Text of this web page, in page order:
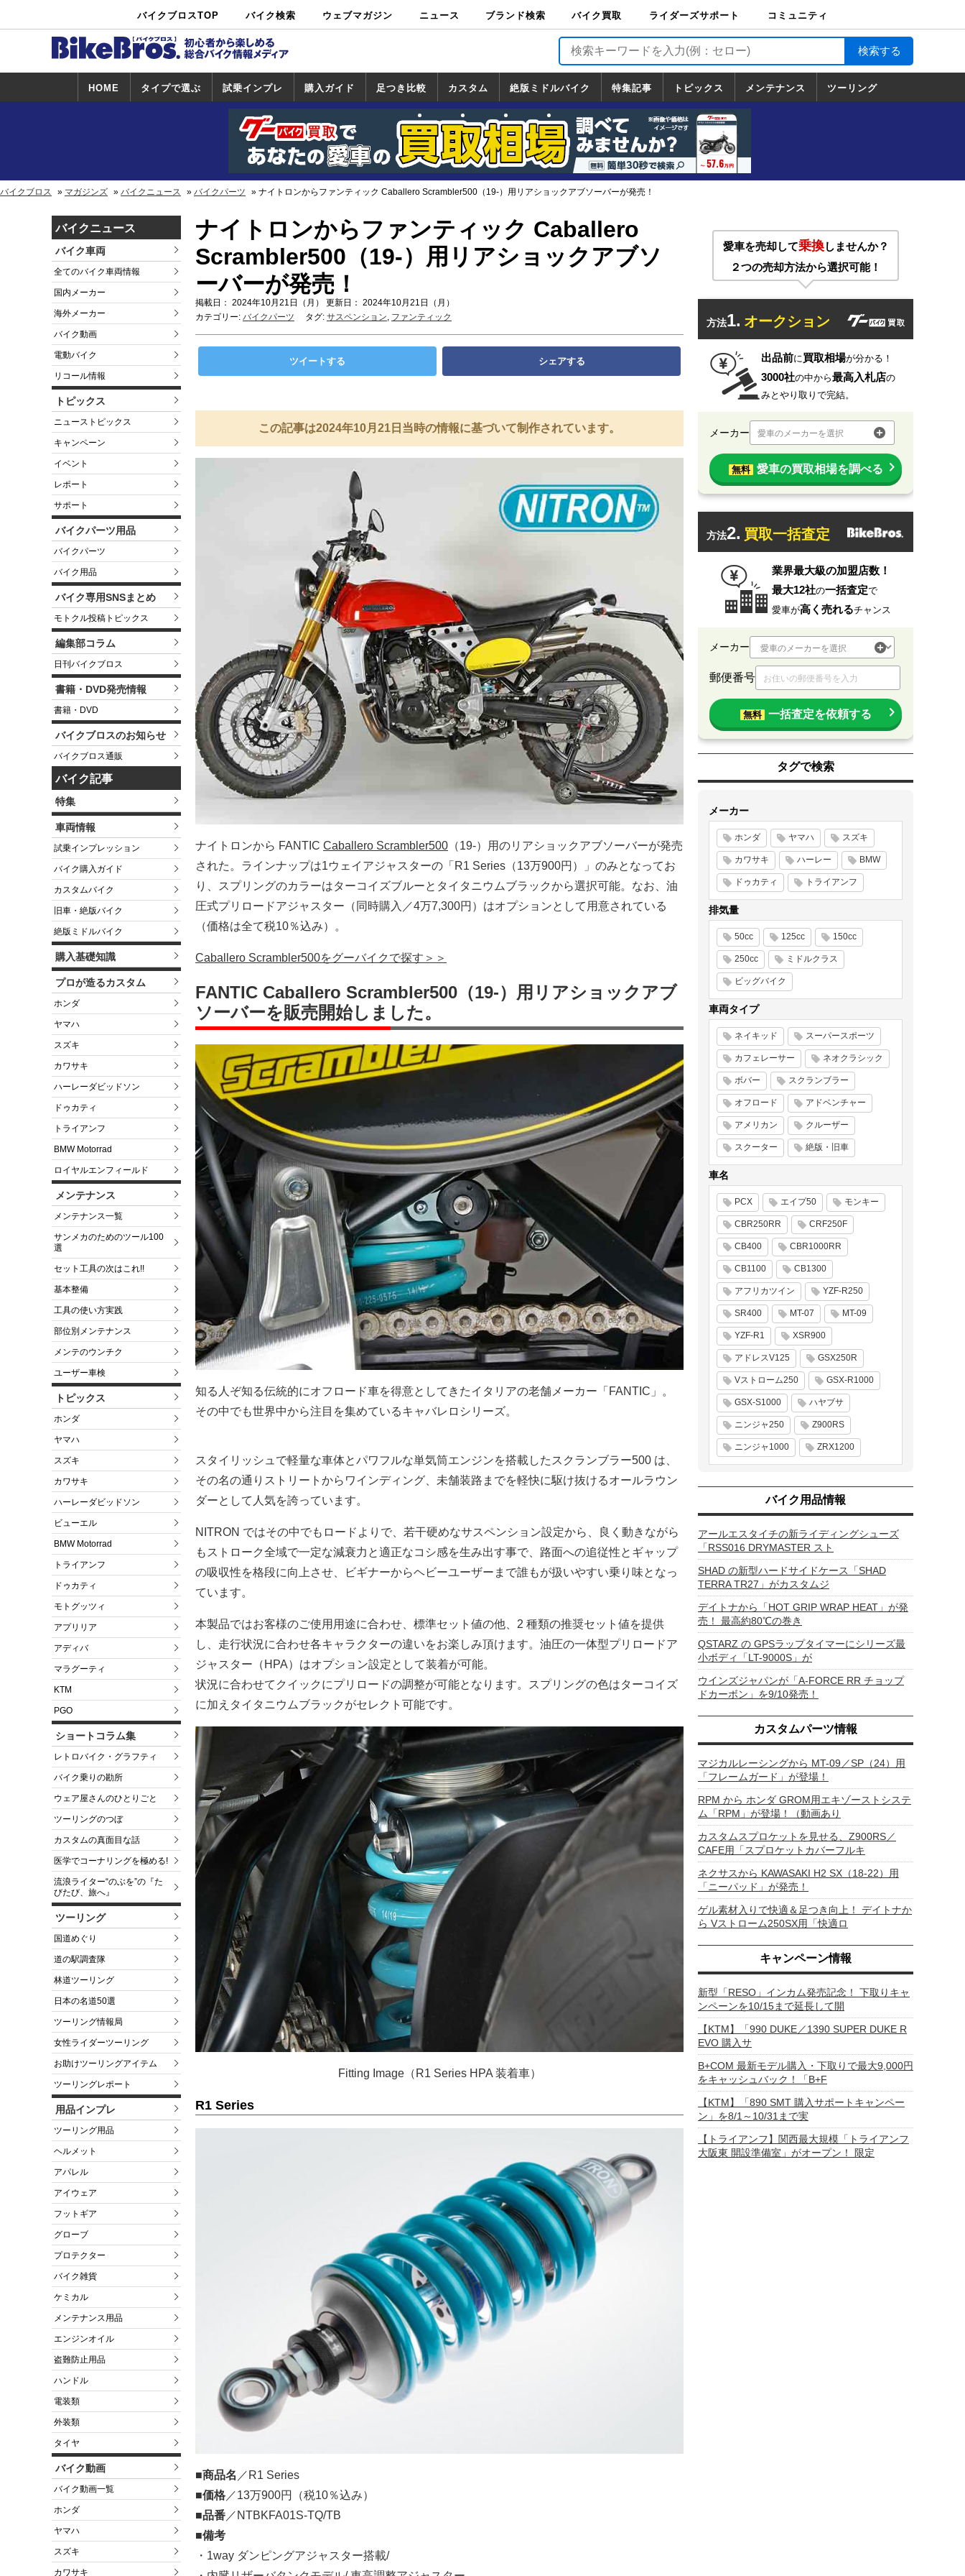
バイクブロスTOP バイク検索
中古バイ
ク・新車検
カタログ検
索
ショップ検
索
ウェブマガジン ニュース ブランド検索 バイク買取
バイク買取
ライダーズサポート
ライダーズサポート
TOP
バイク輸送
バイクガレージライ
フ
バイク車両保険
ロードサービス
バイク試乗
コミュニティ
HOME タイプで選ぶ 試乗インプレ
試乗インプレ
一覧
ホンダ
ヤマハ
スズキ
カワサキ
ハーレー
BMW
トライアンフ
ドゥカティ
購入ガイド
一覧
足つき比較 カスタム
カスタム
一覧
ホンダ
ヤマハ
スズキ
カワサキ
絶版ミドルバイク
絶版ミドルバイク
一覧
ホンダ
ヤマハ
スズキ
カワサキ
特集記事 トピックス
トピックス
一覧
ホンダ
ヤマハ
スズキ
カワサキ
ハーレーダ
ビッドソン
BMW
ドゥカティ
トライアン
フ
メンテナンス ツーリング
道の駅調査隊
ツーリング情報局
日本の道50選
国道めぐり
林道ツーリング
バイクブロス マガジンズ バイクニュース バイクパーツ ナイトロンからファンティック Caballero Scrambler500（19-）用リアショックアブソーバーが発売！
バイクニュース
バイク車両
全てのバイク車両情報
国内メーカー
海外メーカー
バイク動画
電動バイク
リコール情報
トピックス
ニューストピックス
キャンペーン
イベント
レポート
サポート
バイクパーツ用品
バイクパーツ
バイク用品
バイク専用SNSまとめ
モトクル投稿トピックス
編集部コラム
日刊バイクブロス
書籍・DVD発売情報
書籍・DVD
バイクブロスのお知らせ
バイクブロス通販
バイク記事
特集
車両情報
試乗インプレッション
バイク購入ガイド
カスタムバイク
旧車・絶版バイク
絶版ミドルバイク
購入基礎知識
プロが造るカスタム
ホンダ
ヤマハ
スズキ
カワサキ
ハーレーダビッドソン
ドゥカティ
トライアンフ
BMW Motorrad
ロイヤルエンフィールド
メンテナンス
メンテナンス一覧
サンメカのためのツール100
選
セット工具の次はこれ!!
基本整備
工具の使い方実践
部位別メンテナンス
メンテのウンチク
ユーザー車検
トピックス
ホンダ
ヤマハ
スズキ
カワサキ
ハーレーダビッドソン
ビューエル
BMW Motorrad
トライアンフ
ドゥカティ
モトグッツィ
アプリリア
アディバ
マラグーティ
KTM
PGO
ショートコラム集
レトロバイク・グラフティ
バイク乗りの勘所
ウェア屋さんのひとりごと
ツーリングのつぼ
カスタムの真面目な話
医学でコーナリングを極める!
流浪ライター“のぶを”の『た
びたび、旅へ』
ツーリング
国道めぐり
道の駅調査隊
林道ツーリング
日本の名道50選
ツーリング情報局
女性ライダーツーリング
お助けツーリングアイテム
ツーリングレポート
用品インプレ
ツーリング用品
ヘルメット
アパレル
アイウェア
フットギア
グローブ
プロテクター
バイク雑貨
ケミカル
メンテナンス用品
エンジンオイル
盗難防止用品
ハンドル
電装類
外装類
タイヤ
バイク動画
バイク動画一覧
ホンダ
ヤマハ
スズキ
カワサキ
ナイトロンからファンティック Caballero
Scrambler500（19-）用リアショックアブソ
ーバーが発売！
掲載日： 2024年10月21日（月） 更新日： 2024年10月21日（月）
カテゴリー: バイクパーツ タグ: サスペンション, ファンティック
ツイートする シェアする
この記事は2024年10月21日当時の情報に基づいて制作されています。
ナイトロンから FANTIC Caballero Scrambler500 （19-）用のリアショックアブソーバーが発売
された。ラインナップは1ウェイアジャスターの「R1 Series（13万900円）」のみとなってお
り、スプリングのカラーはターコイズブルーとタイタニウムブラックから選択可能。なお、油
圧式プリロードアジャスター（同時購入／4万7,300円）はオプションとして用意されている
（価格は全て税10％込み）。
Caballero Scrambler500をグーバイクで探す＞＞
FANTIC Caballero Scrambler500（19-）用リアショックアブ
ソーバーを販売開始しました。
知る人ぞ知る伝統的にオフロード車を得意としてきたイタリアの老舗メーカー「FANTIC」。
その中でも世界中から注目を集めているキャバレロシリーズ。
スタイリッシュで軽量な車体とパワフルな単気筒エンジンを搭載したスクランブラー500 は、
その名の通りストリートからワインディング、未舗装路までを軽快に駆け抜けるオールラウン
ダーとして人気を誇っています。
NITRON ではその中でもロードよりで、若干硬めなサスペンション設定から、良く動きながら
もストローク全域で一定な減衰力と適正なコシ感を生み出す事で、路面への追従性とギャップ
の吸収性を格段に向上させ、ビギナーからヘビーユーザーまで誰もが扱いやすい乗り味となっ
ています。
本製品ではお客様のご使用用途に合わせ、標準セット値の他、2 種類の推奨セット値を提供
し、走行状況に合わせ各キャラクターの違いをお楽しみ頂けます。油圧の一体型プリロードア
ジャスター（HPA）はオプション設定として装着が可能。
状況に合わせてクイックにプリロードの調整が可能となります。スプリングの色はターコイズ
に加えタイタニウムブラックがセレクト可能です。
Fitting Image（R1 Series HPA 装着車）
R1 Series
■商品名 ／R1 Series
■価格／13万900円（税10％込み）
■品番／NTBKFA01S-TQ/TB
■備考
・1way ダンピングアジャスター搭載/
愛車を売却して乗換しませんか？
２つの売却方法から選択可能！
方法1. オークション
出品前に買取相場が分かる！
3000社の中から最高入札店の
みとやり取りで完結。
メーカー 愛車のメーカーを選択
無料 愛車の買取相場を調べる
方法2. 買取一括査定
業界最大級の加盟店数！
最大12社の一括査定で
愛車が高く売れるチャンス
メーカー
郵便番号
無料 一括査定を依頼する
タグで検索
メーカー
ホンダ ヤマハ スズキ
カワサキ ハーレー BMW
ドゥカティ トライアンフ
排気量
50cc 125cc 150cc
250cc ミドルクラス
ビッグバイク
車両タイプ
ネイキッド スーパースポーツ
カフェレーサー ネオクラシック
ボバー スクランブラー
オフロード アドベンチャー
アメリカン クルーザー
スクーター 絶版・旧車
車名
PCX エイプ50 モンキー
CBR250RR CRF250F
CB400 CBR1000RR
CB1100 CB1300
アフリカツイン YZF-R250
SR400 MT-07 MT-09
YZF-R1 XSR900
アドレスV125 GSX250R
Vストローム250 GSX-R1000
GSX-S1000 ハヤブサ
ニンジャ250 Z900RS
ニンジャ1000 ZRX1200
バイク用品情報
アールエスタイチの新ライディングシューズ
「RSS016 DRYMASTER スト
SHAD の新型ハードサイドケース「SHAD
TERRA TR27」がカスタムジ
デイトナから「HOT GRIP WRAP HEAT」が発
売！ 最高約80℃の巻き
QSTARZ の GPSラップタイマーにシリーズ最
小ボディ「LT-9000S」が
ウインズジャパンが「A-FORCE RR チョップ
ドカーボン」を9/10発売！
カスタムパーツ情報
マジカルレーシングから MT-09／SP（24）用
「フレームガード」が登場！
RPM から ホンダ GROM用エキゾーストシステ
ム「RPM」が登場！（動画あり
カスタムスプロケットを見せる、Z900RS／
CAFE用「スプロケットカバーフルキ
ネクサスから KAWASAKI H2 SX（18-22）用
「ニーパッド」が発売！
ゲル素材入りで快適＆足つき向上！ デイトナか
ら Vストローム250SX用「快適ロ
キャンペーン情報
新型「RESO」インカム発売記念！ 下取りキャ
ンペーンを10/15まで延長して開
【KTM】「990 DUKE／1390 SUPER DUKE R
EVO 購入サ
B+COM 最新モデル購入・下取りで最大9,000円
をキャッシュバック！「B+F
【KTM】「890 SMT 購入サポートキャンペー
ン」を8/1～10/31まで実
【トライアンフ】関西最大規模「トライアンフ
大阪東 開設準備室」がオープン！ 限定